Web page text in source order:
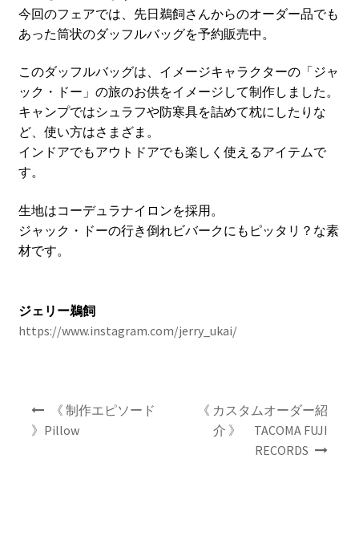
今回のフェアでは、先日鵜飼さんからのオーダー品でも
あった筒状のダッフルバッグを予約販売中。
このダッフルバッグは、イメージキャラクターの「ジャ
ック・ドー」の旅のお供をイメージして制作しました。
キャンプではシュラフや防寒具を詰めて枕にしたりな
ど、使い方はさまざま。
インドアでもアウトドアでも楽しく使えるアイテムで
す。
生地はコーデュラナイロンを採用。
ジャック・ドーの行き倒れビバークにもピッタリ？な素
材です。
ジェリー鵜飼
https://www.instagram.com/jerry_ukai/
《 制作エピソード
》Pillow
《 カスタムオーダー紹
介 》 TACOMA FUJI
RECORDS